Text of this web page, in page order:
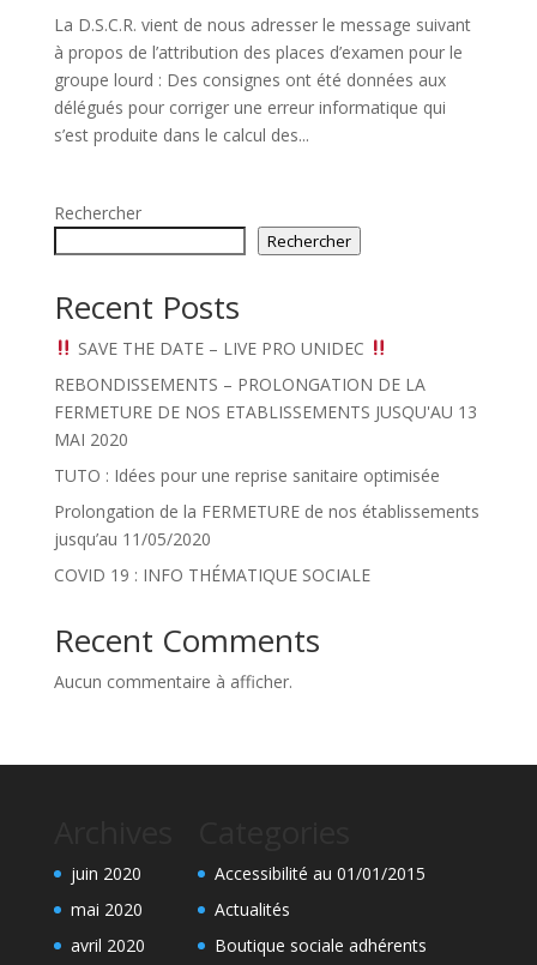
La D.S.C.R. vient de nous adresser le message suivant
à propos de l’attribution des places d’examen pour le
groupe lourd : Des consignes ont été données aux
délégués pour corriger une erreur informatique qui
s’est produite dans le calcul des...
Rechercher
Rechercher
Recent Posts
SAVE THE DATE – LIVE PRO UNIDEC
REBONDISSEMENTS – PROLONGATION DE LA
FERMETURE DE NOS ETABLISSEMENTS JUSQU'AU 13
MAI 2020
TUTO : Idées pour une reprise sanitaire optimisée
Prolongation de la FERMETURE de nos établissements
jusqu’au 11/05/2020
COVID 19 : INFO THÉMATIQUE SOCIALE
Recent Comments
Aucun commentaire à afficher.
juin 2020
mai 2020
avril 2020
Accessibilité au 01/01/2015
Actualités
Boutique sociale adhérents